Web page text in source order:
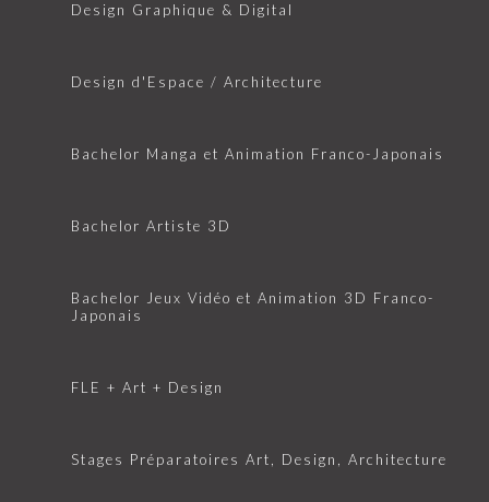
Design Graphique & Digital
Design d'Espace / Architecture
Bachelor Manga et Animation Franco-Japonais
Bachelor Artiste 3D
Bachelor Jeux Vidéo et Animation 3D Franco-
Japonais
FLE + Art + Design
Stages Préparatoires Art, Design, Architecture